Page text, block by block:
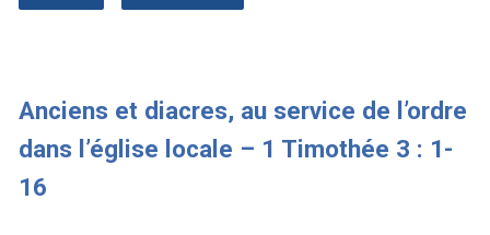
Anciens et diacres, au service de l’ordre
dans l’église locale – 1 Timothée 3 : 1-
16